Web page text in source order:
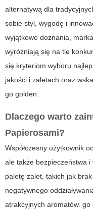
alternatywą dla
sobie styl, wygodę i
wyjątkowe doznania, marka
wyróżniają się na tle
się kryteriom wyboru
jakości i zaletach oraz
go golden.
Dlaczego warto
Papierosami?
Współczesny użytkownik
ale także bezpieczeństwa i
paletę zalet, takich jak
negatywnego
atrakcyjnych aromatów. go